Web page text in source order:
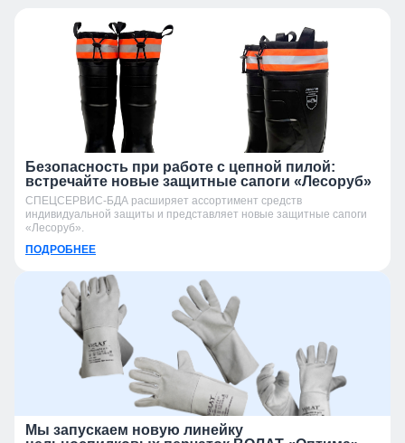
Безопасность при работе с цепной пилой:
встречайте новые защитные сапоги «Лесоруб»
СПЕЦСЕРВИС-БДА расширяет ассортимент средств
индивидуальной защиты и представляет новые защитные сапоги
«Лесоруб».
ПОДРОБНЕЕ
Мы запускаем новую линейку